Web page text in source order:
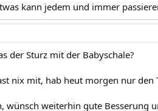
kann jedem und immer
der Sturz mit der Babyschale?
nix mit, hab heut morgen nur den
wünsch weiterhin gute Besserung